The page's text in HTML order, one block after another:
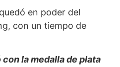
en poder del
con un tiempo de
la medalla de plata